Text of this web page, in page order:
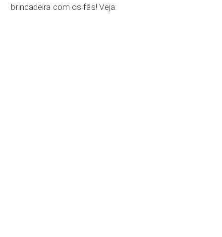
brincadeira com os fãs! Veja: